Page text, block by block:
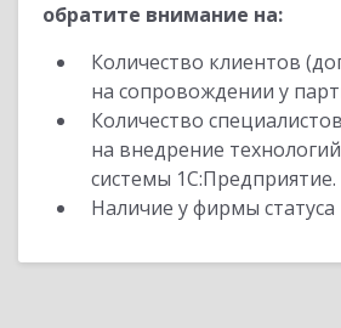
обратите внимание на:
Количество клиентов
на сопровождении у
Количество
на внедрение
системы 1С:Предприятие.
Наличие у фирмы статуса